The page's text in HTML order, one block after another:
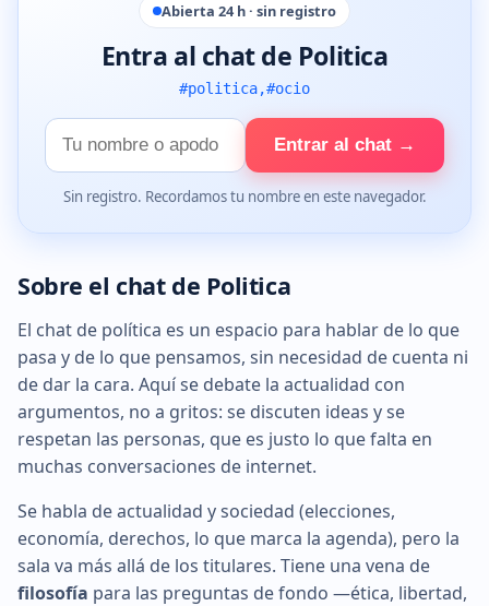
Abierta 24 h · sin registro
Entra al chat de Politica
#politica,#ocio
Tu
nombre
Entrar al chat →
Sin registro. Recordamos tu nombre en este navegador.
Sobre el chat de Politica
El chat de política es un espacio para hablar de lo que
pasa y de lo que pensamos, sin necesidad de cuenta ni
de dar la cara. Aquí se debate la actualidad con
argumentos, no a gritos: se discuten ideas y se
respetan las personas, que es justo lo que falta en
muchas conversaciones de internet.
Se habla de actualidad y sociedad (elecciones,
economía, derechos, lo que marca la agenda), pero la
sala va más allá de los titulares. Tiene una vena de
filosofía para las preguntas de fondo —ética, libertad,